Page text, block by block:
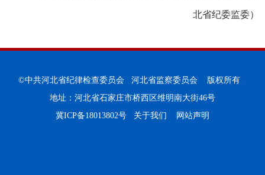
北省纪委监委）
©中共河北省纪律检查委员会 河北省监察委员会 版权所有
地址：河北省石家庄市桥西区维明南大街46号
冀ICP备18013802号
关于我们 网站声明